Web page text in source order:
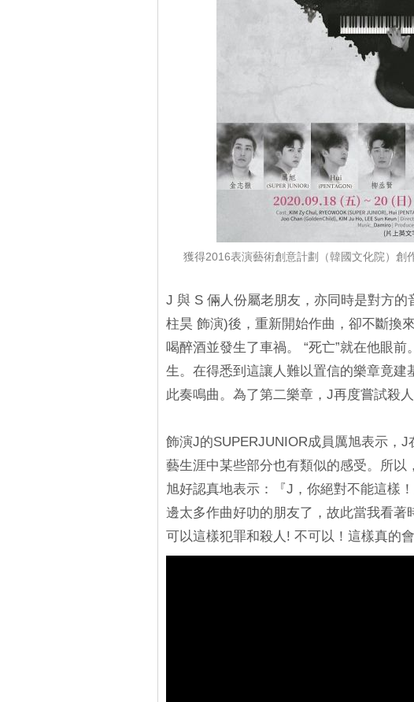
獲得2016表演藝術創意計劃（韓國文化院）
J 與 S 倆人份屬老朋友，亦同時是對方
柱昊 飾演)後，重新開始作曲，卻不斷換
喝醉酒並發生了車禍。 “死亡”就在他眼
生。在得悉到這讓人難以置信的樂章竟建
此奏鳴曲。為了第二樂章，J再度嘗試殺
飾演J的SUPERJUNIOR成員厲旭表示，
藝生涯中某些部分也有類似的感受。所
旭好認真地表示：『J，你絕對不能這樣
邊太多作曲好叻的朋友了，故此當我看
可以這樣犯罪和殺人! 不可以！這樣真的會